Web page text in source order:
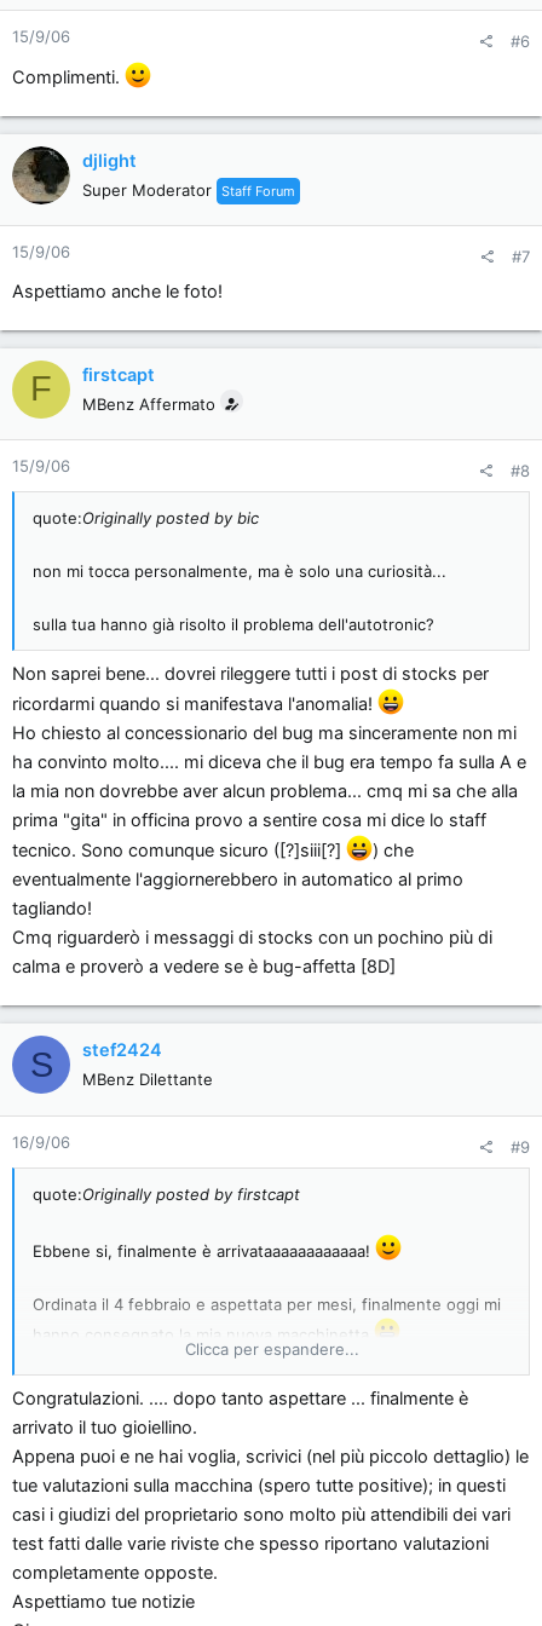
15/9/06 #6
Complimenti.
djlight
Super Moderator Staff Forum
15/9/06 #7
Aspettiamo anche le foto!
F firstcapt
MBenz Affermato
15/9/06 #8
quote:Originally posted by bic
non mi tocca personalmente, ma è solo una curiosità...
sulla tua hanno già risolto il problema dell'autotronic?
Non saprei bene... dovrei rileggere tutti i post di stocks per
ricordarmi quando si manifestava l'anomalia!
Ho chiesto al concessionario del bug ma sinceramente non mi
ha convinto molto.... mi diceva che il bug era tempo fa sulla A e
la mia non dovrebbe aver alcun problema... cmq mi sa che alla
prima "gita" in officina provo a sentire cosa mi dice lo staff
tecnico. Sono comunque sicuro ([?]siii[?]
) che
eventualmente l'aggiornerebbero in automatico al primo
tagliando!
Cmq riguarderò i messaggi di stocks con un pochino più di
calma e proverò a vedere se è bug-affetta [8D]
S stef2424
MBenz Dilettante
16/9/06 #9
quote:Originally posted by firstcapt
Ebbene si, finalmente è arrivataaaaaaaaaaaa!
Ordinata il 4 febbraio e aspettata per mesi, finalmente oggi mi
hanno consegnato la mia nuova macchinetta
Vi ricordo la configurazione (per chi in questi mesi avesse
dimenticato il mio post iniziale
B170 Sport - argento met
autotronic
parktronic
specchietti esterni ripiegabili elettricamente
visibility pack
antifurto sonoro + volumetrico
Clicca per espandere...
Congratulazioni. .... dopo tanto aspettare ... finalmente è
arrivato il tuo gioiellino.
Appena puoi e ne hai voglia, scrivici (nel più piccolo dettaglio) le
tue valutazioni sulla macchina (spero tutte positive); in questi
casi i giudizi del proprietario sono molto più attendibili dei vari
test fatti dalle varie riviste che spesso riportano valutazioni
completamente opposte.
Aspettiamo tue notizie